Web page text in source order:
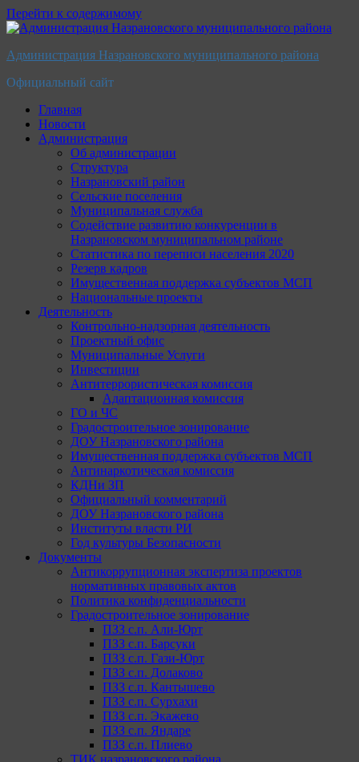
Перейти к содержимому
Администрация Назрановского муниципального района
Официальный сайт
Главная
Новости
Администрация
Об администрации
Структура
Назрановский район
Сельские поселения
Муниципальная служба
Содействие развитию конкуренции в
Назрановском муниципальном районе
Статистика по переписи населения 2020
Резерв кадров
Имущественная поддержка субъектов МСП
Национальные проекты
Деятельность
Контрольно-надзорная деятельность
Проектный офис
Муниципальные Услуги
Инвестиции
Антитеррористическая комиссия
Адаптационная комиссия
ГО и ЧС
Градостроительное зонирование
ДОУ Назрановского района
Имущественная поддержка субъектов МСП
Антинаркотическая комиссия
КДНи ЗП
Официальный комментарий
ДОУ Назрановского района
Институты власти РИ
Год культуры Безопасности
Документы
Антикоррупционная экспертиза проектов
нормативных правовых актов
Политика конфиденциальности
Градостроительное зонирование
ПЗЗ с.п. Али-Юрт
ПЗЗ с.п. Барсуки
ПЗЗ с.п. Гази-Юрт
ПЗЗ с.п. Долаково
ПЗЗ с.п. Кантышево
ПЗЗ с.п. Сурхахи
ПЗЗ с.п. Экажево
ПЗЗ с.п. Яндаре
ПЗЗ с.п. Плиево
ТИК назрановского района